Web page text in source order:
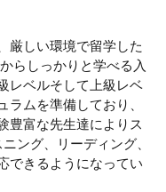
厳しい環境で留学した
らしっかりと学べる入
レベルそして上級レベ
ラムを準備しており、
豊富な先生達によりス
ング、リーディング、
できるようになってい